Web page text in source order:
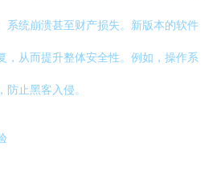
系统崩溃甚至财产损失。新版本的软件
，从而提升整体安全性。例如，操作系
止黑客入侵。